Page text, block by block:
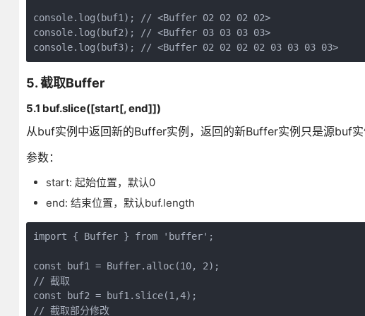
console.log(buf1); // <Buffer 02 02 02 02>
console.log(buf2); // <Buffer 03 03 03 03>
console.log(buf3); // <Buffer 02 02 02 02 03 03 03 03>
5. 截取Buffer
5.1 buf.slice([start[, end]])
从buf实例中返回新的Buffer实例，返回的新Buffer实例只是源buf
参数：
start: 起始位置，默认0
end: 结束位置，默认buf.length
import { Buffer } from 'buffer';
const buf1 = Buffer.alloc(10, 2);
// 截取
const buf2 = buf1.slice(1,4);
// 截取部分修改